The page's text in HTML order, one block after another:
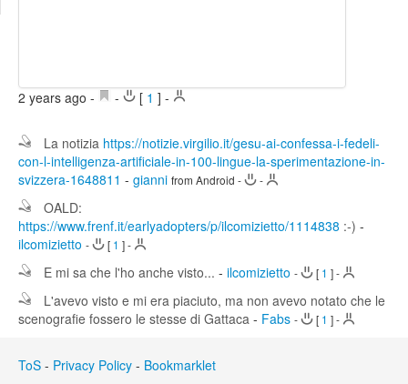
2 years ago - - [ 1 ] -
La notizia https://notizie.virgilio.it/gesu-ai-confessa-i-fedeli-
con-l-intelligenza-artificiale-in-100-lingue-la-sperimentazione-in-
svizzera-1648811 - gianni from Android - -
OALD:
https://www.frenf.it/earlyadopters/p/ilcomizietto/1114838 :-) -
ilcomizietto - [ 1 ]-
E mi sa che l'ho anche visto... - ilcomizietto - [ 1 ]-
L'avevo visto e mi era piaciuto, ma non avevo notato che le
scenografie fossero le stesse di Gattaca - Fabs - [ 1 ]-
ToS - Privacy Policy - Bookmarklet